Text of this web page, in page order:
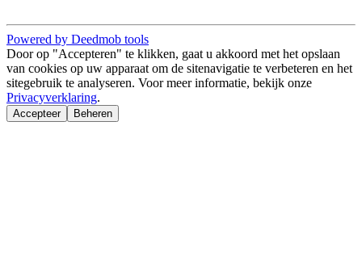
Powered by Deedmob tools
Door op "Accepteren" te klikken, gaat u akkoord met het opslaan
van cookies op uw apparaat om de sitenavigatie te verbeteren en het
sitegebruik te analyseren. Voor meer informatie, bekijk onze
Privacyverklaring.
Accepteer Beheren